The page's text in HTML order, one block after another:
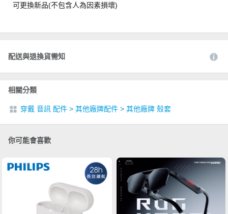
可更換新品(不包含人為因素損壞)
配送與退換貨需知
相關分類
穿戴 音訊 配件 > 其他廠牌配件 > 其他廠牌 殼套
你可能會喜歡